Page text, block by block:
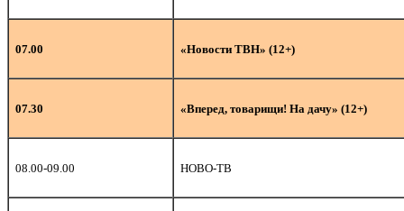
07.00 «Новости ТВН» (12+)
07.30 «Вперед, товарищи! На дачу» (12+)
08.00-09.00 НОВО-ТВ